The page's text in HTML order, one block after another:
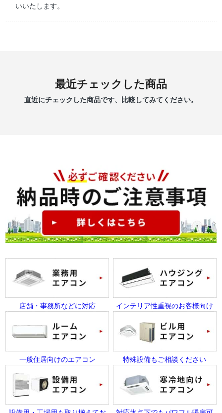
いいたします。
最近チェックした商品
直近にチェックした商品です、比較してみてください。
店舗・事務所などに対応 インテリア性重視のお客様向け
一般住居向けのエアコン 特殊設備もご相談ください